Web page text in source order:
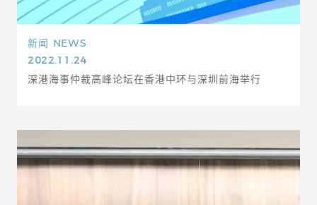
新闻 NEWS
2022.11.24
深港海事仲裁高峰论坛在香港中环与深圳前海举行